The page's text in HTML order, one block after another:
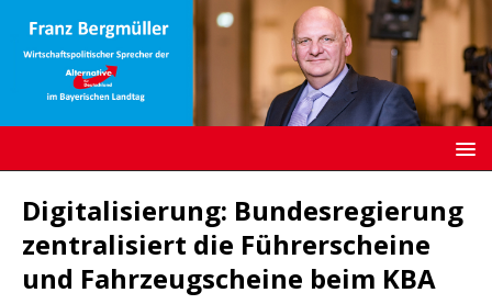
Digitalisierung: Bundesregierung
zentralisiert die Führerscheine
und Fahrzeugscheine beim KBA